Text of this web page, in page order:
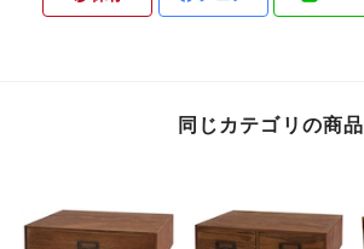
同じカテゴリの商品